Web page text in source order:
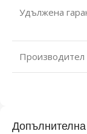
Удължена
Производител